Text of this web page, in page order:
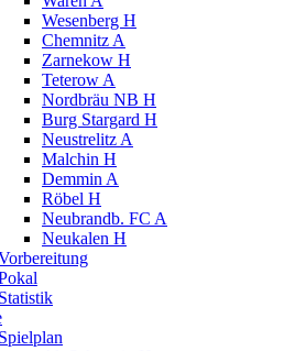
Wesenberg H
Chemnitz A
Zarnekow H
Teterow A
Nordbräu NB H
Burg Stargard H
Neustrelitz A
Malchin H
Demmin A
Röbel H
Neubrandb. FC A
Neukalen H
Statistik
Spielplan